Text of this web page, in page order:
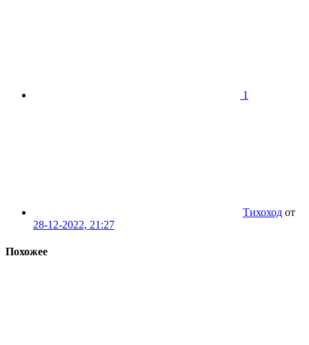
1
Тихоход от
28-12-2022, 21:27
Похожее